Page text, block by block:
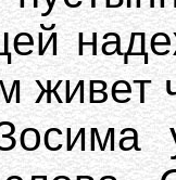
живет